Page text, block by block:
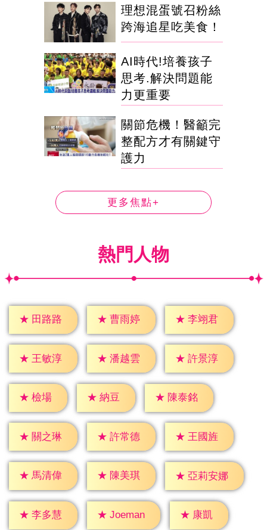
理想混蛋號召粉絲
跨海追星吃美食！
AI時代!培養孩子
思考.解決問題能
力更重要
關節危機！醫籲完
整配方才有關鍵守
護力
更多焦點+
熱門人物
★ 田路路 ★ 曹雨婷 ★ 李翊君
★ 王敏淳 ★ 潘越雲 ★ 許景淳
★ 檢場 ★ 納豆 ★ 陳泰銘
★ 關之琳 ★ 許常德 ★ 王國旌
★ 馬清偉 ★ 陳美琪 ★ 亞莉安娜
★ 李多慧 ★ Joeman ★ 康凱